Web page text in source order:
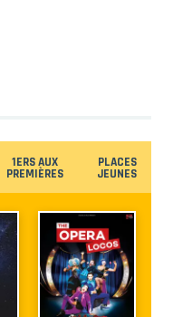
1ERS AUX
PREMIÈRES
PLACES
JEUNES